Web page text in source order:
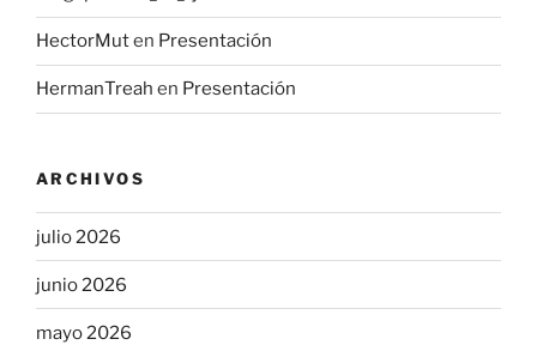
HectorMuten Presentación
HermanTreah en Presentación
ARCHIVOS
julio 2026
junio 2026
mayo 2026